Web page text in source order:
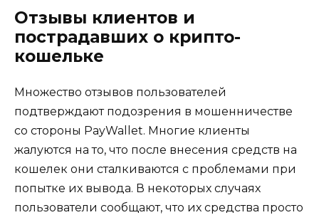
Отзывы клиентов и
пострадавших о крипто-
кошельке
Множество отзывов пользователей
подтверждают подозрения в мошенничестве
со стороны PayWallet. Многие клиенты
жалуются на то, что после внесения средств на
кошелек они сталкиваются с проблемами при
попытке их вывода. В некоторых случаях
пользователи сообщают, что их средства просто